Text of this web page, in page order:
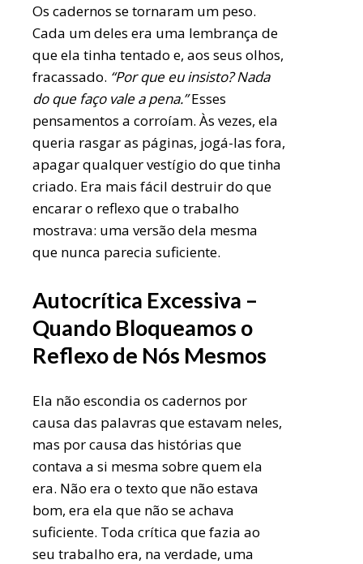
Os cadernos se tornaram um peso.
Cada um deles era uma lembrança de
que ela tinha tentado e, aos seus olhos,
fracassado. “Por que eu insisto? Nada
do que faço vale a pena.”Esses
pensamentos a corroíam. Às vezes, ela
queria rasgar as páginas, jogá-las fora,
apagar qualquer vestígio do que tinha
criado. Era mais fácil destruir do que
encarar o reflexo que o trabalho
mostrava: uma versão dela mesma
que nunca parecia suficiente.
Autocrítica Excessiva –
Quando Bloqueamos o
Reflexo de Nós Mesmos
Ela não escondia os cadernos por
causa das palavras que estavam neles,
mas por causa das histórias que
contava a si mesma sobre quem ela
era. Não era o texto que não estava
bom, era ela que não se achava
suficiente. Toda crítica que fazia ao
seu trabalho era, na verdade, uma